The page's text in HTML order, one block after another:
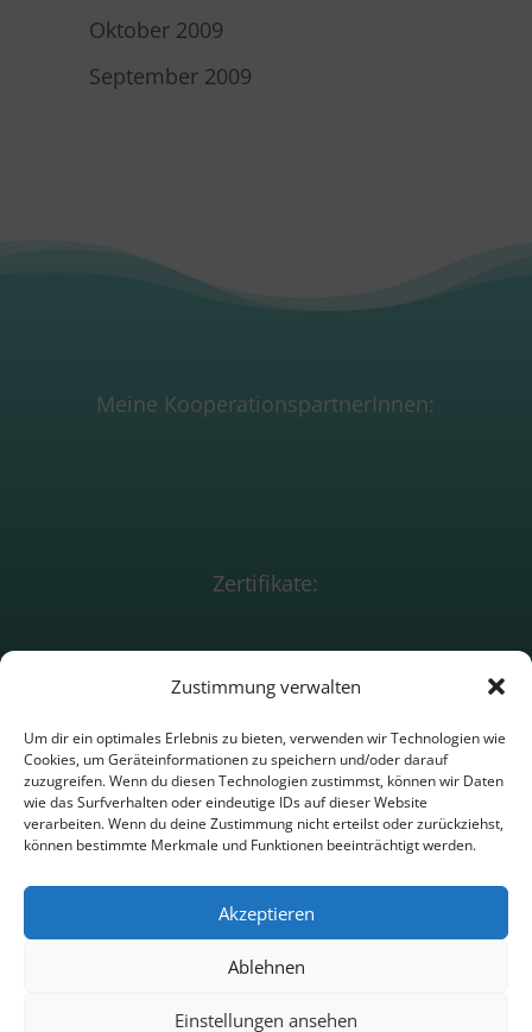
Zustimmung verwalten
Um dir ein optimales Erlebnis zu bieten, verwenden wir Technologien wie
Cookies, um Geräteinformationen zu speichern und/oder darauf
zuzugreifen. Wenn du diesen Technologien zustimmst, können wir Daten
wie das Surfverhalten oder eindeutige IDs auf dieser Website
verarbeiten. Wenn du deine Zustimmung nicht erteilst oder zurückziehst,
können bestimmte Merkmale und Funktionen beeinträchtigt werden.
Akzeptieren
Ablehnen
Einstellungen ansehen
Oktober 2009
September 2009
Meine KooperationspartnerInnen:
Zertifikate:
Beratungsförderun
Impressum
Datenschutz
Kontakt
Anredeerklärung